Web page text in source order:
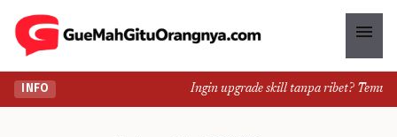
menu
INFO Ingin upgrade skill tanpa ribet?